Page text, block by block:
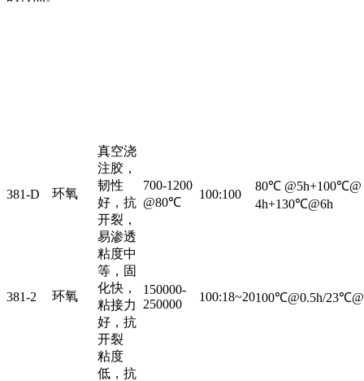
381-D 环氧
真空浇
注胶，
韧性
好，抗
开裂，
易渗透
700-1200
@80℃
100:100
80℃ @5h+100℃@
4h+130℃@6h
381-2 环氧
粘度中
等，固
化快，
粘接力
好，抗
开裂
150000-
250000
100:18~20100℃@0.5h/
粘度
低，抗